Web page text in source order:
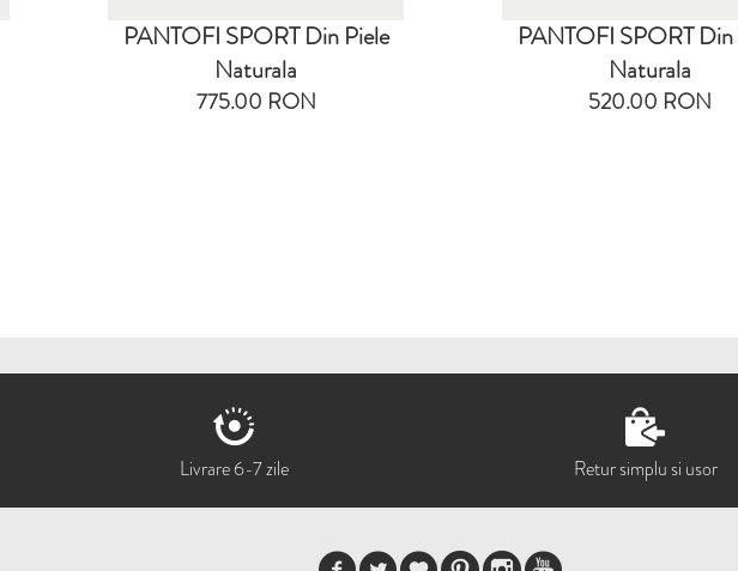
PANTOFI SPORT Din Piele
Naturala
775.00 RON
PANTOFI SPORT Din
Naturala
520.00 RON
Livrare 6-7 zile Retur simplu si usor